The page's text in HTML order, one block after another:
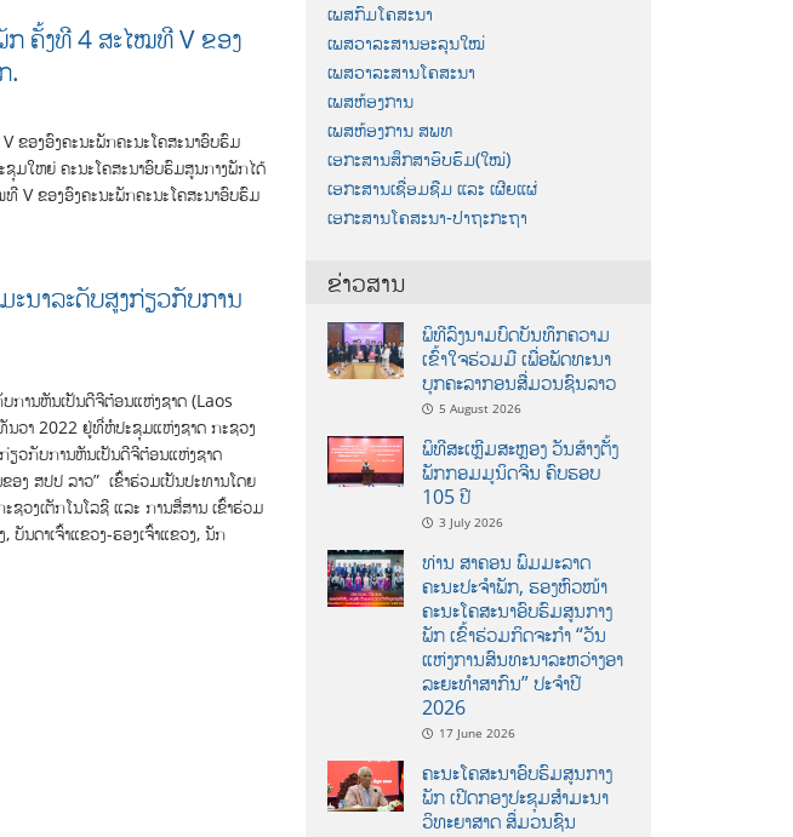
ກ ຄັ້ງທີ 4 ສະໄໝທີ V ຂອງ
.
ຂອງອົງຄະນະພັກຄະນະໂຄສະນາອົບຮົມ
ຫຍ່ ຄະນະໂຄສະນາອົບຮົມສູນກາງພັກໄດ້
V ຂອງອົງຄະນະພັກຄະນະໂຄສະນາອົບຮົມ
ນາລະດັບສູງກ່ຽວກັບການ
ການຫັນເປັນດີຈີຕ໋ອນແຫ່ງຊາດ (Laos
2022 ຢູ່ທີ່ຫໍປະຊຸມແຫ່ງຊາດ ກະຊວງ
ຽວກັບການຫັນເປັນດີຈີຕ໋ອນແຫ່ງຊາດ
ງ ສປປ ລາວ” ເຂົ້າຮ່ວມເປັນປະທານໂດຍ
ວງເຕັກໂນໂລຊີ ແລະ ການສື່ສານ ເຂົ້າຮ່ວມ
ນດາເຈົ້າແຂວງ-ຮອງເຈົ້າແຂວງ, ນັກ
ເພສກົມໂຄສະນາ
ເພສວາລະສານອະລຸນໃໝ່
ເພສວາລະສານໂຄສະນາ
ເພສຫ້ອງການ
ເພສຫ້ອງການ ສພທ
ເອກະສານສຶກສາອົບຮົມ(ໃໝ່)
ເອກະສານເຊື່ອມຊືມ ແລະ ເຜີຍແຜ່
ເອກະສານໂຄສະນາ-ປາຖະກະຖາ
ຂ່າວສານ
ພິທີລົງນາມບົດບັນທຶກຄວາມ
ເຂົ້າໃຈຮ່ວມມື ເພື່ອພັດທະນາ
ບຸກຄະລາກອນສື່ມວນຊົນລາວ
5 August 2026
ພິທີສະເຫຼີມສະຫຼອງ ວັນສ້າງຕັ້ງ
ພັກກອມມູນິດຈີນ ຄົບຮອບ
105 ປີ
3 July 2026
ທ່ານ ສາຄອນ ພົມມະລາດ
ຄະນະປະຈໍາພັກ, ຮອງຫົວໜ້າ
ຄະນະໂຄສະນາອົບຮົມສູນກາງ
ພັກ ເຂົ້າຮ່ວມກິດຈະກຳ “ວັນ
ແຫ່ງການສົນທະນາລະຫວ່າງອາ
ລະຍະທຳສາກົນ” ປະຈຳປີ
2026
17 June 2026
ຄະນະໂຄສະນາອົບຮົມສູນກາງ
ພັກ ເປີດກອງປະຊຸມສຳມະນາ
ວິທະຍາສາດ ສຶ່ມວນຊົນ